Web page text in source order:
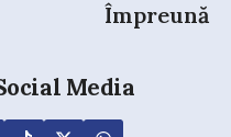
Împreună
Media